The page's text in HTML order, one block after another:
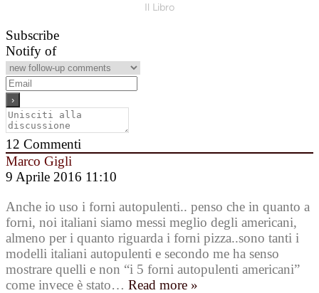
Il Libro
Subscribe
Notify of
12 Commenti
Marco Gigli
9 Aprile 2016 11:10
Anche io uso i forni autopulenti.. penso che in quanto a
forni, noi italiani siamo messi meglio degli americani,
almeno per i quanto riguarda i forni pizza..sono tanti i
modelli italiani autopulenti e secondo me ha senso
mostrare quelli e non “i 5 forni autopulenti americani”
come invece è stato… Read more »